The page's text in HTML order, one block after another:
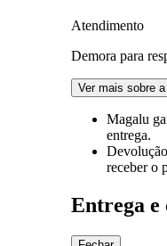
Atendimento
Demora para
Ver mais sobre
Magalu
entrega.
receber o
Entrega